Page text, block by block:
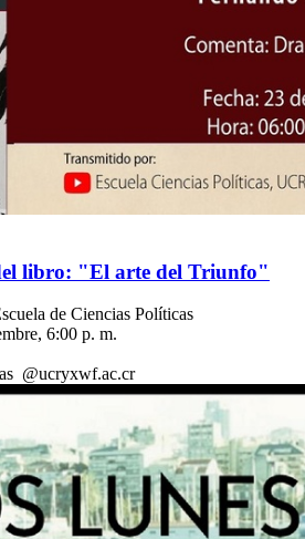
libro: "El arte del Triunfo"
de Ciencias Políticas
6:00 p. m.
@ucryxwf.ac.cr